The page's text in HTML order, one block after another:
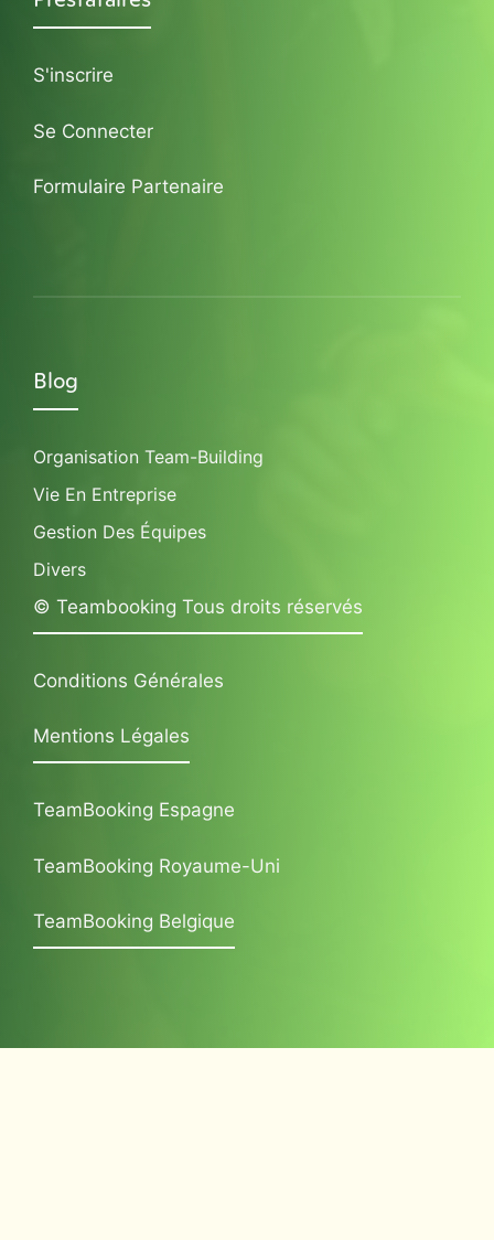
S'inscrire
Se Connecter
Formulaire Partenaire
Blog
Organisation Team-Building
Vie En Entreprise
Gestion Des Équipes
Divers
© Teambooking Tous droits réservés
Conditions Générales
Mentions Légales
TeamBooking Espagne
TeamBooking Royaume-Uni
TeamBooking Belgique